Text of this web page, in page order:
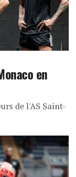
en
de l'AS Saint-